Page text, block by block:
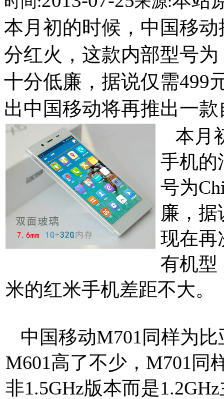
本月初的时候，中国移
分红火，这款内部型号
十分低廉，据说仅需499
出中国移动将再推出一款
本月
手机的
号为
廉，据
现在再
有机型
米的红米手机差距不大。
中国移动M701同样为
M601高了不少，M701同
非1.5GHz版本而是